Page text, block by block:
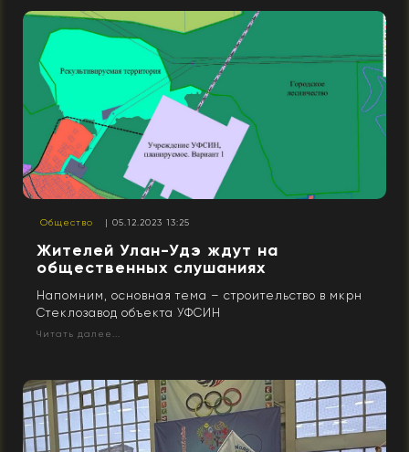
Общество | 05.12.2023 13:25
Жителей Улан-Удэ ждут на
общественных слушаниях
Напомним, основная тема – строительство в мкрн
Стеклозавод объекта УФСИН
Читать далее...